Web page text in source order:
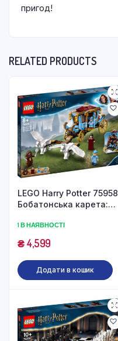
пригод!
RELATED PRODUCTS
LEGO Harry Potter 75958
Бобатонська карета:
(430 деталей)
1 В НАЯВНОСТІ
₴4,599
Додати в кошик